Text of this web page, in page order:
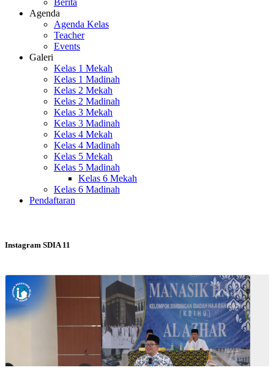
Berita
Agenda
Agenda Kelas
Teacher
Events
Galeri
Kelas 1 Mekah
Kelas 1 Madinah
Kelas 2 Mekah
Kelas 2 Madinah
Kelas 3 Mekah
Kelas 3 Madinah
Kelas 4 Mekah
Kelas 4 Madinah
Kelas 5 Mekah
Kelas 5 Madinah
Kelas 6 Mekah
Kelas 6 Madinah
Pendaftaran
Instagram SDIA 11